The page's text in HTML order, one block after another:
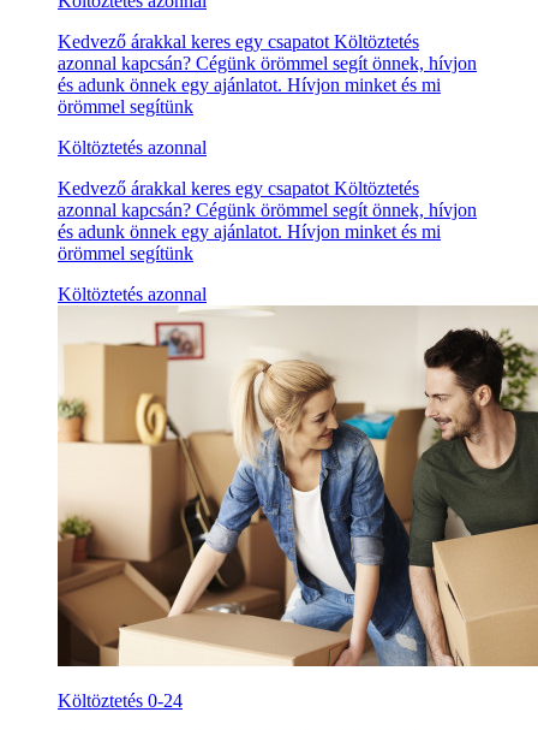
Kedvező árakkal keres egy csapatot Költöztetés
azonnal kapcsán? Cégünk örömmel segít önnek, hívjon
és adunk önnek egy ajánlatot. Hívjon minket és mi
örömmel segítünk
Költöztetés azonnal
Kedvező árakkal keres egy csapatot Költöztetés
azonnal kapcsán? Cégünk örömmel segít önnek, hívjon
és adunk önnek egy ajánlatot. Hívjon minket és mi
örömmel segítünk
Költöztetés azonnal
Költöztetés 0-24